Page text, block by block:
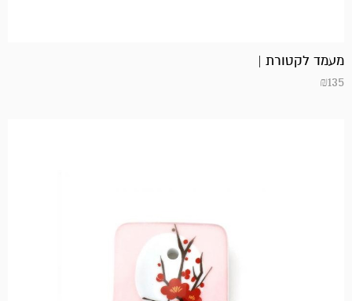
מעמד לקטורת |
₪135